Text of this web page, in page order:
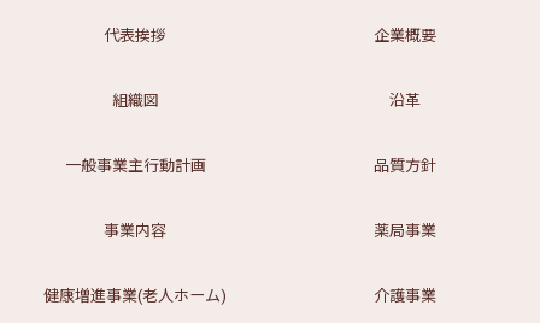
代表挨拶 企業概要
組織図 沿革
一般事業主行動計画 品質方針
事業内容 薬局事業
健康増進事業(老人ホーム) 介護事業